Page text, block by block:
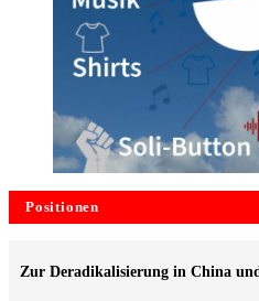
Positionen
Zur Deradikalisierung in China